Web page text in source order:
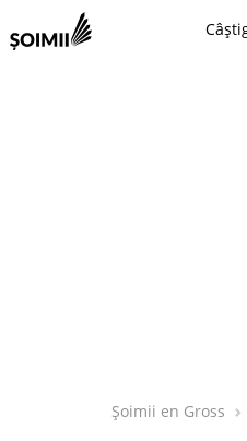
Șoimii en Gross